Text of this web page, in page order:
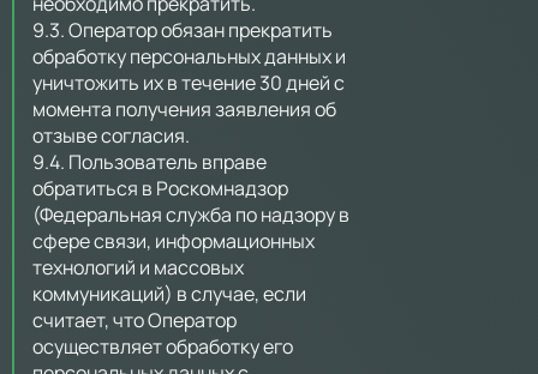
9.3. Оператор обязан прекратить
обработку персональных данных и
уничтожить их в течение 30 дней с
момента получения заявления об
отзыве согласия.
9.4. Пользователь вправе
обратиться в Роскомнадзор
(Федеральная служба по надзору в
сфере связи, информационных
технологий и массовых
коммуникаций) в случае, если
считает, что Оператор
осуществляет обработку его